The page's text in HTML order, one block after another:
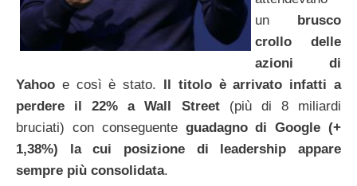
un
brusco
crollo delle
azioni di
Yahoo e così è stato.
Il titolo è arrivato infatti a
perdere il 22% a Wall Street(più di 8 miliardi
bruciati) con conseguente guadagno di Google (+
1,38%) la cui posizione di leadership appare
sempre più consolidata.